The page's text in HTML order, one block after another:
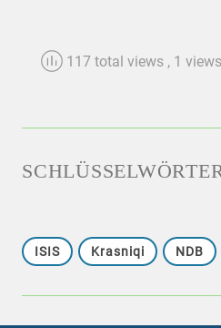
117 total views , 1
ISIS Krasniqi NDB